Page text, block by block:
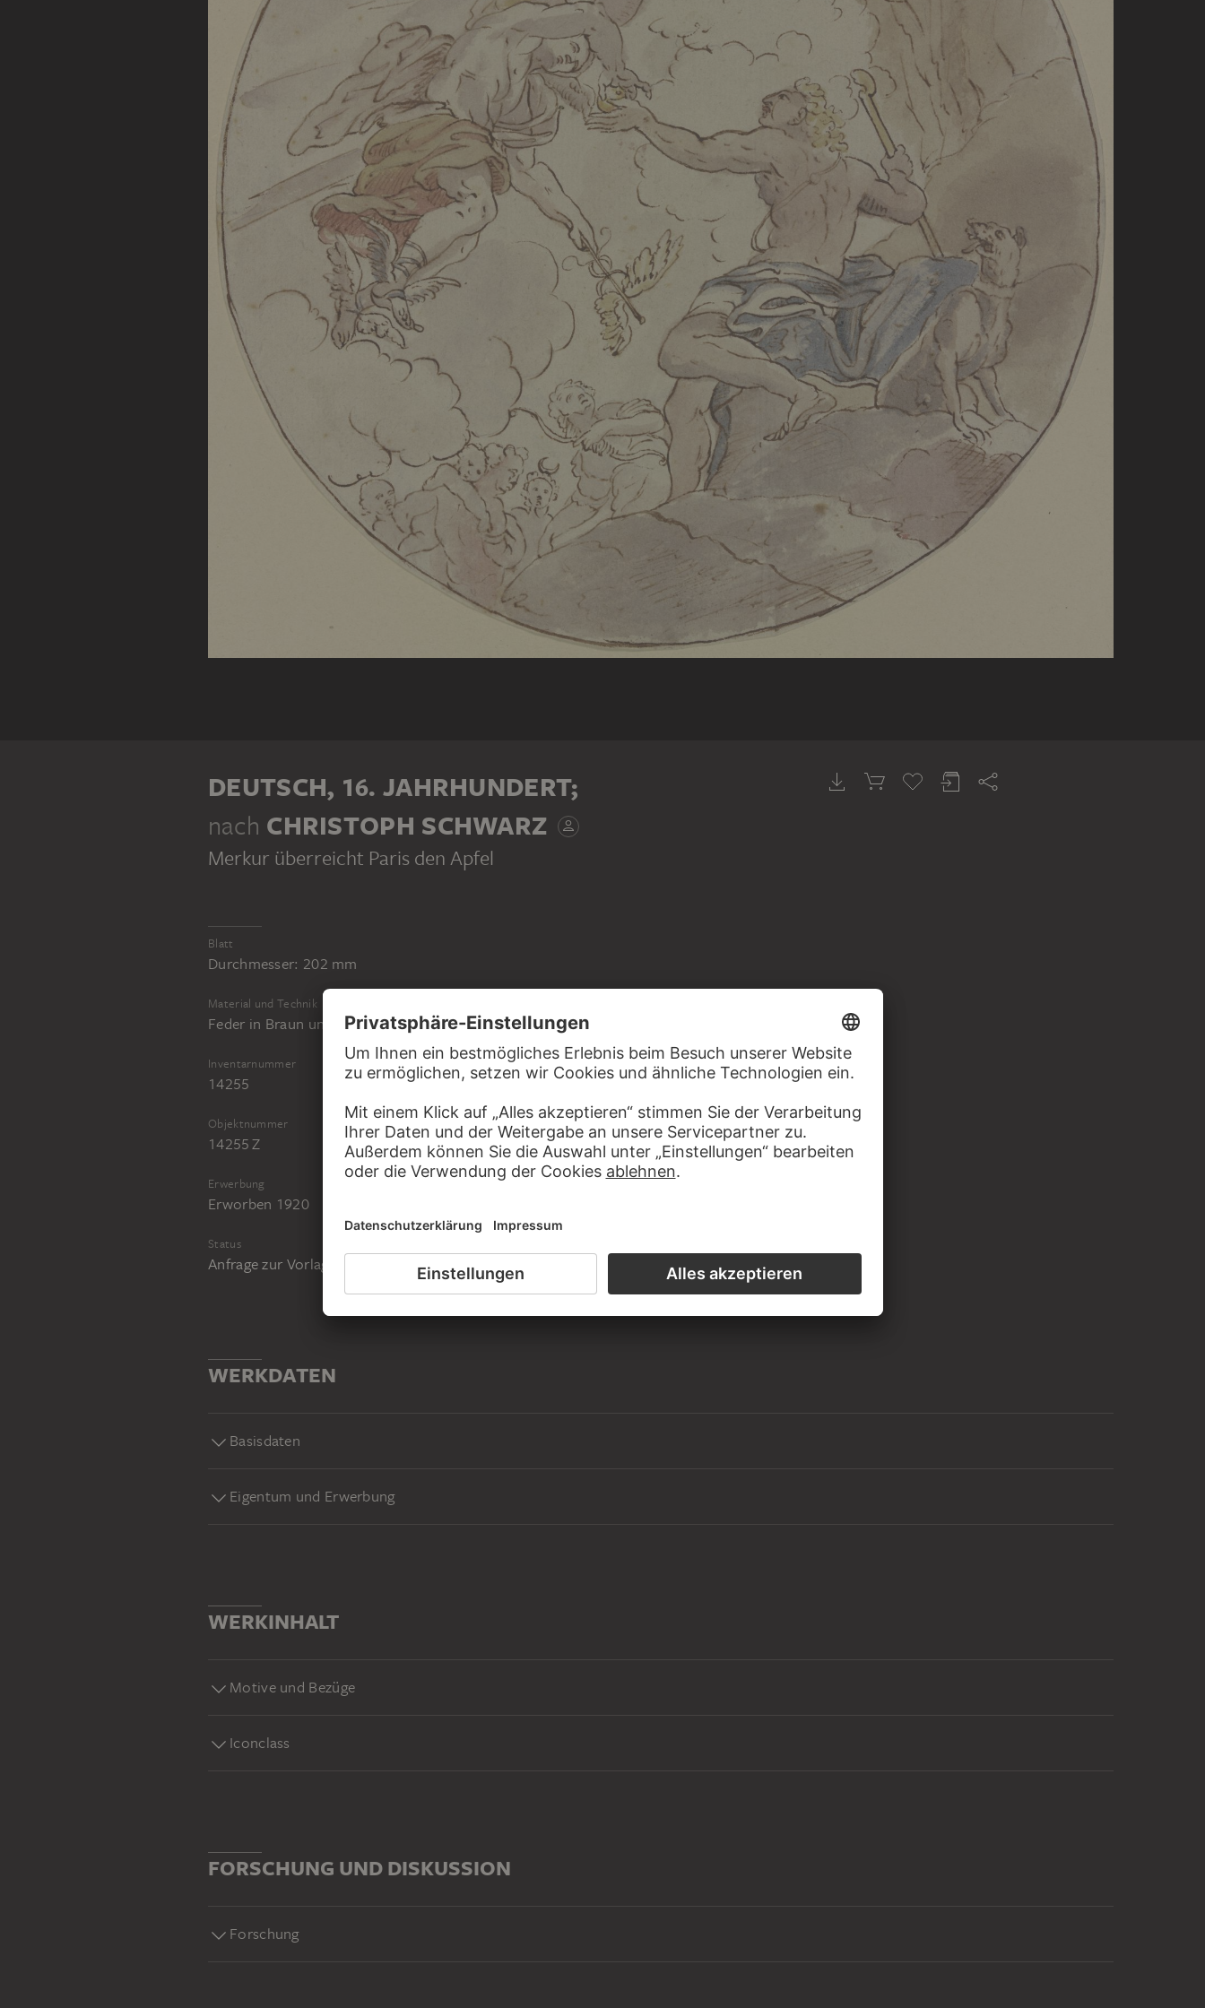
DEUTSCH, 16. JAHRHUNDERT;
nach CHRISTOPH SCHWARZ
Merkur überreicht Paris den Apfel
Blatt
Durchmesser: 202 mm
Material und Technik
Feder in Braun und Aquarell auf geripptem Büttenpapier
Inventarnummer
14255
Objektnummer
14255 Z
Erwerbung
Erworben 1920
Status
Anfrage zur Vorlage im Studiensaal der Graphischen Sammlung
WERKDATEN
Basisdaten
Eigentum und Erwerbung
WERKINHALT
Motive und Bezüge
Iconclass
FORSCHUNG UND DISKUSSION
Forschung